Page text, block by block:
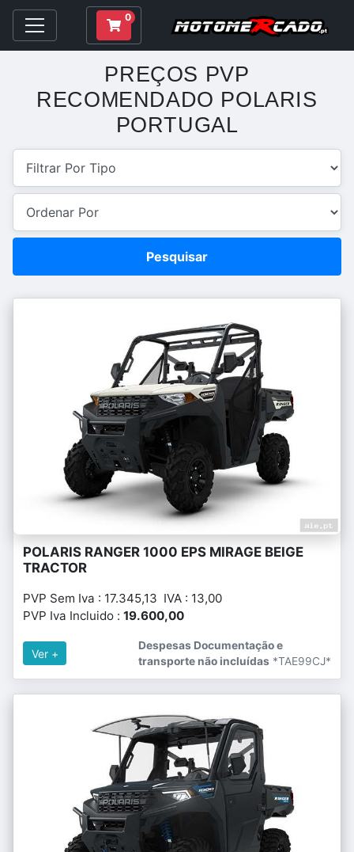
0
PREÇOS PVP
RECOMENDADO POLARIS
PORTUGAL
Pesquisar
POLARIS RANGER 1000 EPS MIRAGE BEIGE
TRACTOR
PVP Sem Iva : 17.345,13 IVA : 13,00
PVP Iva Incluido : 19.600,00
Ver +
Despesas Documentação e
transporte não incluídas *TAE99CJ*